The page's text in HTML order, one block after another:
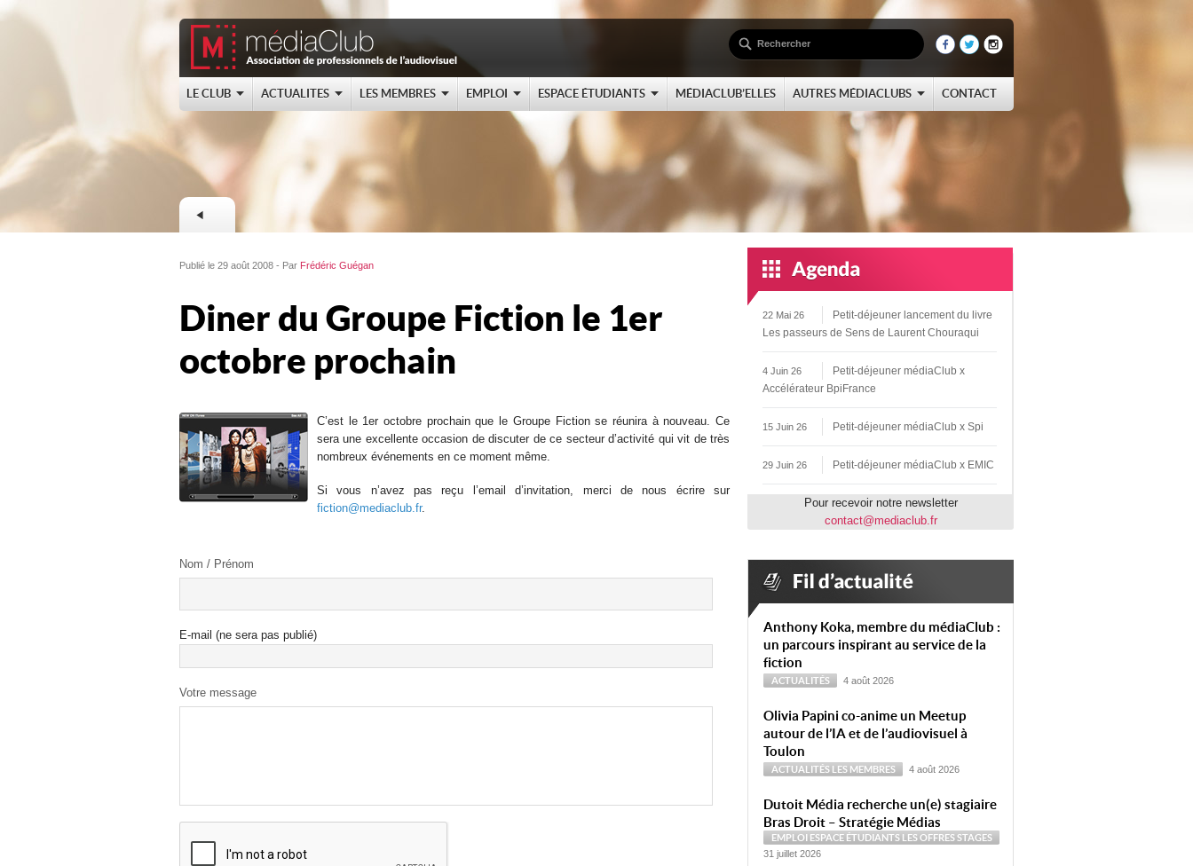
LE CLUB ACTUALITES LES MEMBRES EMPLOI ESPACE ÉTUDIANTS MÉDIACLUB’ELLES AUTRES MÉDIACLUBS CONTACT
Publié le 29 août 2008 - Par Frédéric Guégan
Diner du Groupe Fiction le 1er
octobre prochain
C’est le 1er octobre prochain que le Groupe Fiction se réunira à nouveau. Ce
sera une excellente occasion de discuter de ce secteur d’activité qui vit de très
nombreux événements en ce moment même.
Si vous n’avez pas reçu l’email d’invitation, merci de nous écrire sur
fiction@mediaclub.fr.
Nom / Prénom
E-mail (ne sera pas publié)
Votre message
22 Mai 26
Petit-déjeuner lancement du livre
Les passeurs de Sens de Laurent Chouraqui
4 Juin 26
Petit-déjeuner médiaClub x
Accélérateur BpiFrance
15 Juin 26 Petit-déjeuner médiaClub x Spi
29 Juin 26 Petit-déjeuner médiaClub x EMIC
Pour recevoir notre newsletter
contact@mediaclub.fr
Anthony Koka, membre du médiaClub :
un parcours inspirant au service de la
fiction
ACTUALITÉS 4 août 2026
Olivia Papini co-anime un Meetup
autour de l’IA et de l’audiovisuel à
Toulon
ACTUALITÉS LES MEMBRES 4 août 2026
Dutoit Média recherche un(e) stagiaire
Bras Droit – Stratégie Médias
EMPLOI ESPACE ÉTUDIANTS LES OFFRESSTAGES
31 juillet 2026